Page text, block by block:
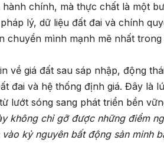
chính, mà thực chất là một
lý, dữ liệu đất đai và chính
chuyển mình mạnh mẽ nhất trong
về giá đất sau sáp nhập, động
đai và hệ thống định giá. Đây là
lướt sóng sang phát triển bền
không chỉ gỡ được những điểm
kỷ nguyên bất động sản minh